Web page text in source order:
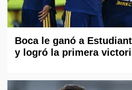
Boca le ganó a
y logró la primera